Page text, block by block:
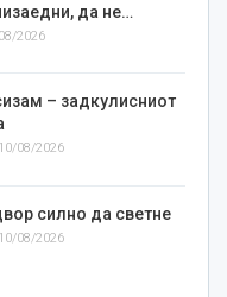
да не…
2026
– задкулисниот
10/08/2026
силно да светне
10/08/2026